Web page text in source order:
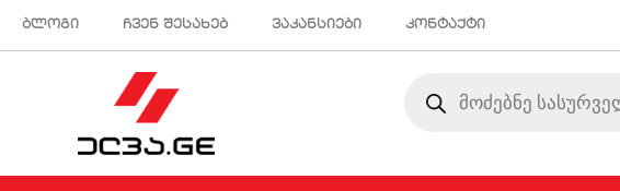
ბლოგი ჩვენ შესახებ ვაკანსიები კონტაქტი